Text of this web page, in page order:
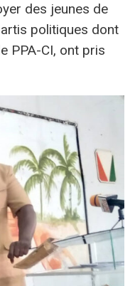
des jeunes de
politiques dont
PPA-CI, ont pris